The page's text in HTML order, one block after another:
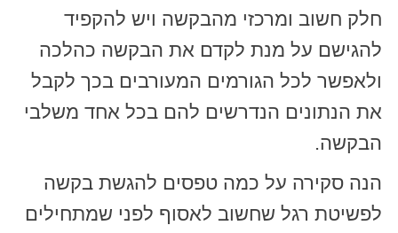
חלק חשוב ומרכזי מהבקשה ויש להקפיד
להגישם על מנת לקדם את הבקשה כהלכה
ולאפשר לכל הגורמים המעורבים בכך לקבל
את הנתונים הנדרשים להם בכל אחד משלבי
הבקשה.
הנה סקירה על כמה טפסים להגשת בקשה
לפשיטת רגל שחשוב לאסוף לפני שמתחילים